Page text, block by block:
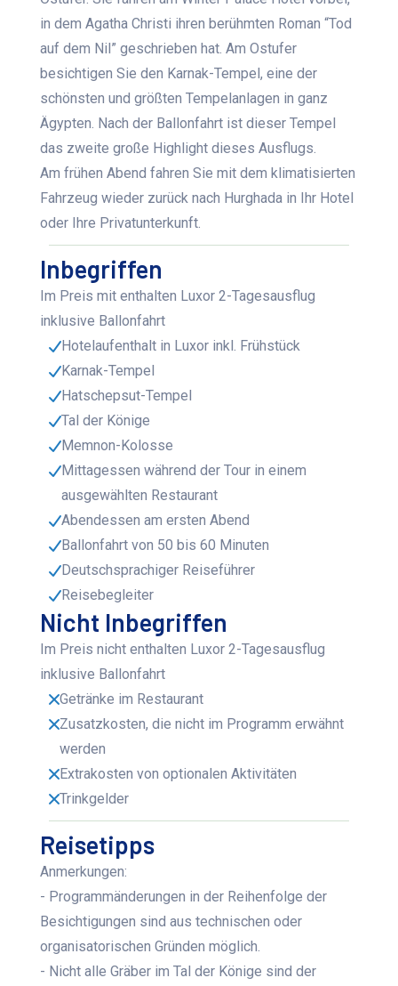
in dem Agatha Christi ihren berühmten Roman “Tod
auf dem Nil” geschrieben hat. Am Ostufer
besichtigen Sie den Karnak-Tempel, eine der
schönsten und größten Tempelanlagen in ganz
Ägypten. Nach der Ballonfahrt ist dieser Tempel
das zweite große Highlight dieses Ausflugs.
Am frühen Abend fahren Sie mit dem klimatisierten
Fahrzeug wieder zurück nach Hurghada in Ihr Hotel
oder Ihre Privatunterkunft.
Inbegriffen
Im Preis mit enthalten Luxor 2-Tagesausflug
inklusive Ballonfahrt
Hotelaufenthalt in Luxor inkl. Frühstück
Karnak-Tempel
Hatschepsut-Tempel
Tal der Könige
Memnon-Kolosse
Mittagessen während der Tour in einem
ausgewählten Restaurant
Abendessen am ersten Abend
Ballonfahrt von 50 bis 60 Minuten
Deutschsprachiger Reiseführer
Reisebegleiter
Nicht Inbegriffen
Im Preis nicht enthalten Luxor 2-Tagesausflug
inklusive Ballonfahrt
Getränke im Restaurant
Zusatzkosten, die nicht im Programm erwähnt
werden
Extrakosten von optionalen Aktivitäten
Trinkgelder
Reisetipps
Anmerkungen:
- Programmänderungen in der Reihenfolge der
Besichtigungen sind aus technischen oder
organisatorischen Gründen möglich.
- Nicht alle Gräber im Tal der Könige sind der